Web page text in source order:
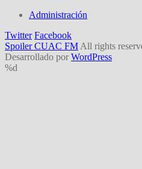
Administración
Twitter Facebook
Spoiler CUAC FM All rights
Desarrollado por WordPress
%d